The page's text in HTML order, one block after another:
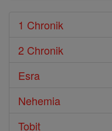
1 Chronik
2 Chronik
Esra
Nehemia
Tobit